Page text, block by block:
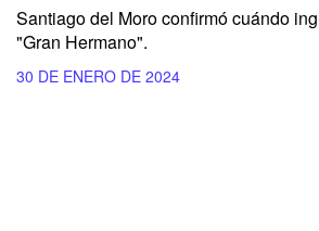
Santiago del Moro confirmó cuándo
"Gran Hermano".
30 DE ENERO DE 2024